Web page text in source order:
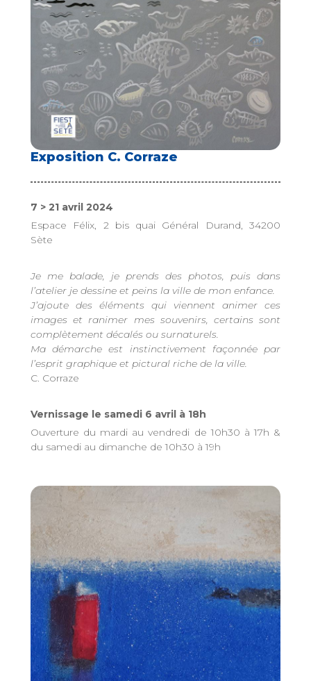
Exposition C. Corraze
7 > 21 avril 2024
Espace Félix, 2 bis quai Général Durand, 34200
Sète
Je me balade, je prends des photos, puis dans
l’atelier je dessine et peins la ville de mon enfance.
J’ajoute des éléments qui viennent animer ces
images et ranimer mes souvenirs, certains sont
complètement décalés ou surnaturels.
Ma démarche est instinctivement façonnée par
l’esprit graphique et pictural riche de la ville.
C. Corraze
Vernissage le samedi 6 avril à 18h
Ouverture du mardi au vendredi de 10h30 à 17h &
du samedi au dimanche de 10h30 à 19h